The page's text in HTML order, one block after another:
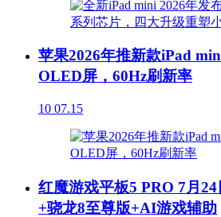
苹果2026年推新款iPad
OLED屏，60Hz刷新率
10 07.15
红魔游戏平板5 PRO 7月
+骁龙8至尊版+AI游戏辅助